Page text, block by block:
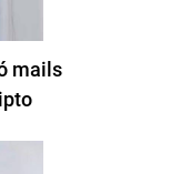
mails